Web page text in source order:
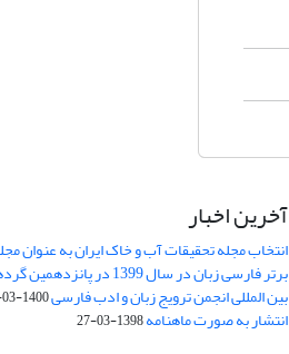
آخرین اخبار
انتخاب مجله تحقیقات آب و خاک ایران به عنوان
برتر فارسی زبان در سال 1399 در
بین المللی انجمن ترویج زبان و ادب فارسی1400-03-17
انتشار به صورت ماهنامه1398-03-27